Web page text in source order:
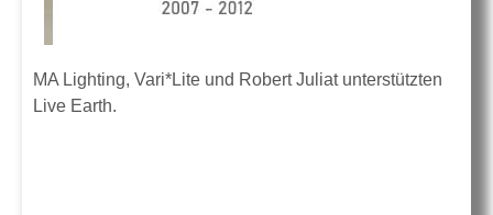
MA Lighting, Vari*Lite und Robert Juliat unterstützten
Live Earth.